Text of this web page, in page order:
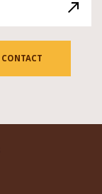
CONTACT